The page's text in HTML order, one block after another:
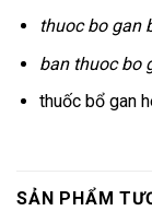
thuoc bo gan
ban thuoc bo
thuốc bổ gan
SẢN PHẨM